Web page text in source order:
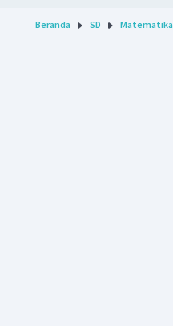
Beranda SD Matematika